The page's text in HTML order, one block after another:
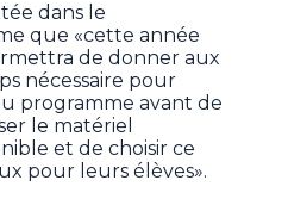
dans le
que «cette année
de donner aux
nécessaire pour
programme avant de
le matériel
et de choisir ce
pour leurs élèves».